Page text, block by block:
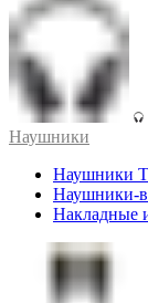
Наушники
Наушники
Наушники-
Накладные